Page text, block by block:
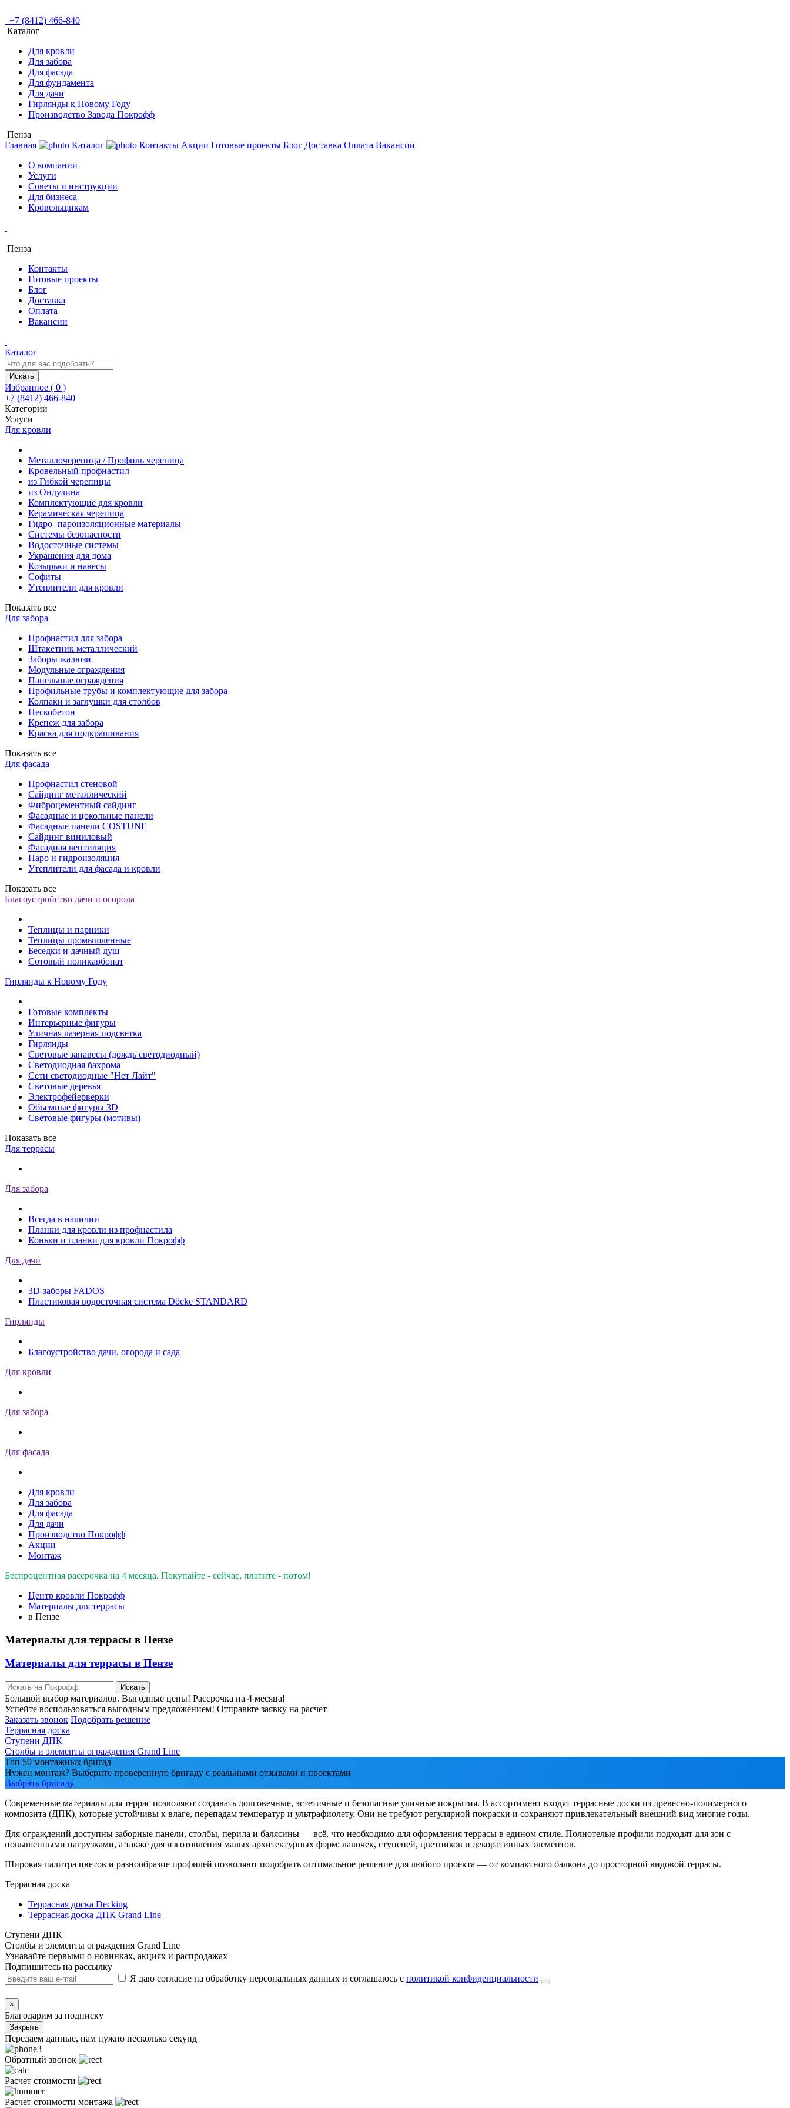
+7 (8412) 466-840
Каталог
Для кровли
Для забора
Для фасада
Для фундамента
Для дачи
Гирлянды к Новому Году
Производство Завода Покрофф
Пенза
Главная
Каталог Контакты Акции Готовые проекты Блог Доставка Оплата Вакансии
О компании
Услуги
Советы и инструкции
Для бизнеса
Кровельщикам
Пенза
Контакты
Готовые проекты
Блог
Доставка
Оплата
Вакансии
Каталог
Искать
Избранное ( 0 )
+7 (8412) 466-840
Категории
Услуги
Для кровли
Металлочерепица / Профиль черепица
Кровельный профнастил
из Гибкой черепицы
из Ондулина
Комплектующие для кровли
Керамическая черепица
Гидро- пароизоляционные материалы
Системы безопасности
Водосточные системы
Украшения для дома
Козырьки и навесы
Софиты
Утеплители для кровли
Показать все
Для забора
Профнастил для забора
Штакетник металлический
Заборы жалюзи
Модульные ограждения
Панельные ограждения
Профильные трубы и комплектующие для забора
Колпаки и заглушки для столбов
Пескобетон
Крепеж для забора
Краска для подкрашивания
Показать все
Для фасада
Профнастил стеновой
Сайдинг металлический
Фиброцементный сайдинг
Фасадные и цокольные панели
Фасадные панели COSTUNE
Сайдинг виниловый
Фасадная вентиляция
Паро и гидроизоляция
Утеплители для фасада и кровли
Показать все
Благоустройство дачи и огорода
Теплицы и парники
Теплицы промышленные
Беседки и дачный душ
Сотовый поликарбонат
Гирлянды к Новому Году
Готовые комплекты
Интерьерные фигуры
Уличная лазерная подсветка
Гирлянды
Световые занавесы (дождь светодиодный)
Светодиодная бахрома
Сети светодиодные "Нет Лайт"
Световые деревья
Электрофейерверки
Объемные фигуры 3D
Световые фигуры (мотивы)
Показать все
Для террасы
Для забора
Всегда в наличии
Планки для кровли из профнастила
Коньки и планки для кровли Покрофф
Для дачи
3D-заборы FADOS
Пластиковая водосточная система Döcke STANDARD
Гирлянды
Благоустройство дачи, огорода и сада
Для кровли
Для забора
Для фасада
Для кровли
Для забора
Для фасада
Для дачи
Производство Покрофф
Акции
Монтаж
Беспроцентная рассрочка на 4 месяца. Покупайте - сейчас, платите - потом!
Центр кровли Покрофф
Материалы для террасы
в Пензе
Материалы для террасы в Пензе
Материалы для террасы в Пензе
Искать
Большой выбор материалов. Выгодные цены! Рассрочка на 4 месяца!
Успейте воспользоваться выгодным предложением! Отправьте заявку на расчет
Заказать звонок Подобрать решение
Террасная доска
Ступени ДПК
Столбы и элементы ограждения Grand Line
Топ 50 монтажных бригад
Нужен монтаж? Выберите проверенную бригаду с реальными отзывами и проектами
Выбрать бригаду
Современные материалы для террас позволяют создавать долговечные, эстетичные и безопасные уличные покрытия. В ассортимент входят террасные доски из древесно-полимерного
композита (ДПК), которые устойчивы к влаге, перепадам температур и ультрафиолету. Они не требуют регулярной покраски и сохраняют привлекательный внешний вид многие годы.
Для ограждений доступны заборные панели, столбы, перила и балясины — всё, что необходимо для оформления террасы в едином стиле. Полнотелые профили подходят для зон с
повышенными нагрузками, а также для изготовления малых архитектурных форм: лавочек, ступеней, цветников и декоративных элементов.
Широкая палитра цветов и разнообразие профилей позволяют подобрать оптимальное решение для любого проекта — от компактного балкона до просторной видовой террасы.
Террасная доска
Террасная доска Decking
Террасная доска ДПК Grand Line
Ступени ДПК
Столбы и элементы ограждения Grand Line
Узнавайте первыми о новинках, акциях и распродажах
Подпишитесь на рассылку
Я даю согласие на обработку персональных данных и соглашаюсь с политикой конфиденциальности
×
Благодарим за подписку
Закрыть
Передаем данные, нам нужно несколько секунд
Обратный звонок
Расчет стоимости
Расчет стоимости монтажа